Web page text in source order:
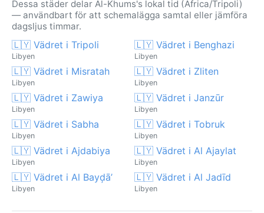
Dessa städer delar Al-Khums's lokal tid (Africa/Tripoli)
— användbart för att schemalägga samtal eller jämföra
dagsljus timmar.
🇱🇾 Vädret i Tripoli
Libyen
🇱🇾 Vädret i Benghazi
Libyen
🇱🇾 Vädret i Misratah
Libyen
🇱🇾 Vädret i Zliten
Libyen
🇱🇾 Vädret i Zawiya
Libyen
🇱🇾 Vädret i Janzūr
Libyen
🇱🇾 Vädret i Sabha
Libyen
🇱🇾 Vädret i Tobruk
Libyen
🇱🇾 Vädret i Ajdabiya
Libyen
🇱🇾 Vädret i Al Ajaylat
Libyen
🇱🇾 Vädret i Al Bayḑā’
Libyen
🇱🇾 Vädret i Al Jadīd
Libyen